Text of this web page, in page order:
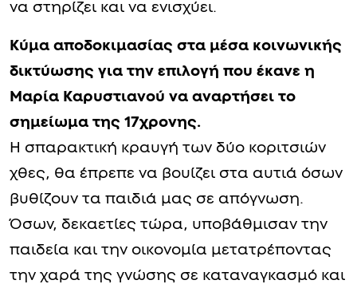
να στηρίζει και να ενισχύει.
Κύμα αποδοκιμασίας στα μέσα κοινωνικής
δικτύωσης για την επιλογή που έκανε η
Μαρία Καρυστιανού να αναρτήσει το
σημείωμα της 17χρονης.
Η σπαρακτική κραυγή των δύο κοριτσιών
χθες, θα έπρεπε να βουίζει στα αυτιά όσων
βυθίζουν τα παιδιά μας σε απόγνωση.
Όσων, δεκαετίες τώρα, υποβάθμισαν την
παιδεία και την οικονομία μετατρέποντας
την χαρά της γνώσης σε καταναγκασμό και